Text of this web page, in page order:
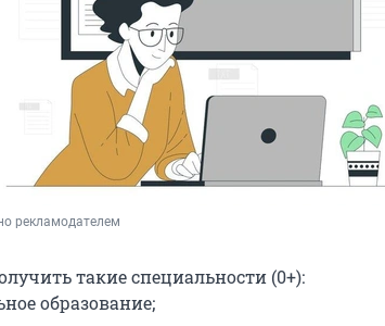
рекламодателем
такие специальности (0+):
образование;